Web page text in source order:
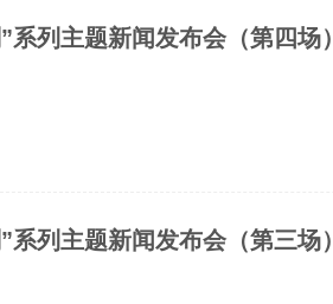
系列主题新闻发布会（第四场）
系列主题新闻发布会（第三场）